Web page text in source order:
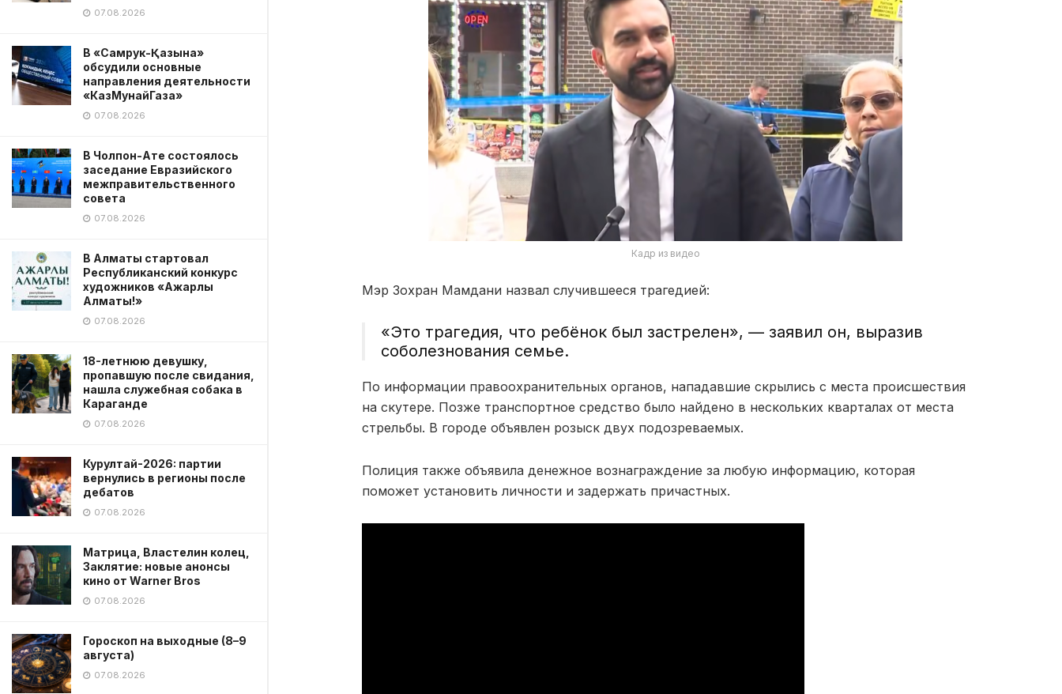
07.08.2026
В «Самрук-Қазына»
обсудили основные
направления деятельности
«КазМунайГаза»
07.08.2026
В Чолпон-Ате состоялось
заседание Евразийского
межправительственного
совета
07.08.2026
В Алматы стартовал
Республиканский конкурс
художников «Ажарлы
Алматы!»
07.08.2026
18-летнюю девушку,
пропавшую после свидания,
нашла служебная собака в
Караганде
07.08.2026
Курултай-2026: партии
вернулись в регионы после
дебатов
07.08.2026
Матрица, Властелин колец,
Заклятие: новые анонсы
кино от Warner Bros
07.08.2026
Гороскоп на выходные (8–9
августа)
07.08.2026
Кадр из видео
Мэр Зохран Мамдани назвал случившееся трагедией:
«Это трагедия, что ребёнок был застрелен», — заявил он, выразив
соболезнования семье.
По информации правоохранительных органов, нападавшие скрылись с места происшествия
на скутере. Позже транспортное средство было найдено в нескольких кварталах от места
стрельбы. В городе объявлен розыск двух подозреваемых.
Полиция также объявила денежное вознаграждение за любую информацию, которая
поможет установить личности и задержать причастных.